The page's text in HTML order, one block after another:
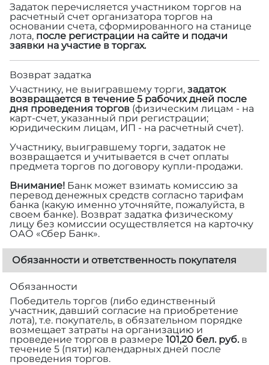
Задаток перечисляется участником торгов на
расчетный счет организатора торгов на
основании счета, сформированного на станице
лота, после регистрации на сайте и подачи
заявки на участие в торгах.
Возврат задатка
Участнику, не выигравшему торги, задаток
возвращается в течение 5 рабочих дней после
дня проведения торгов (физическим лицам - на
карт-счет, указанный при регистрации;
юридическим лицам, ИП - на расчетный счет).
Участнику, выигравшему торги, задаток не
возвращается и учитывается в счет оплаты
предмета торгов по договору купли-продажи.
Внимание! Банк может взимать комиссию за
перевод денежных средств согласно тарифам
банка (какую именно уточняйте, пожалуйста, в
своем банке). Возврат задатка физическому
лицу без комиссии осуществляется на карточку
ОАО «Сбер Банк».
Обязанности и ответственность покупателя
Обязанности
Победитель торгов (либо единственный
участник, давший согласие на приобретение
лота), т.е. покупатель, в обязательном порядке
возмещает затраты на организацию и
проведение торгов в размере 101,20 бел. руб.в
течение 5 (пяти) календарных дней после
проведения торгов.